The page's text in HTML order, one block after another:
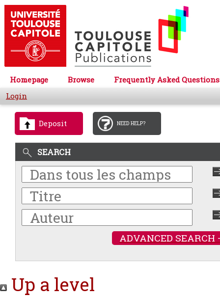
Homepage Browse
Frequently Asked Questions
Login
Deposit NEED HELP?
SEARCH
ADVANCED SEARCH
Up a level